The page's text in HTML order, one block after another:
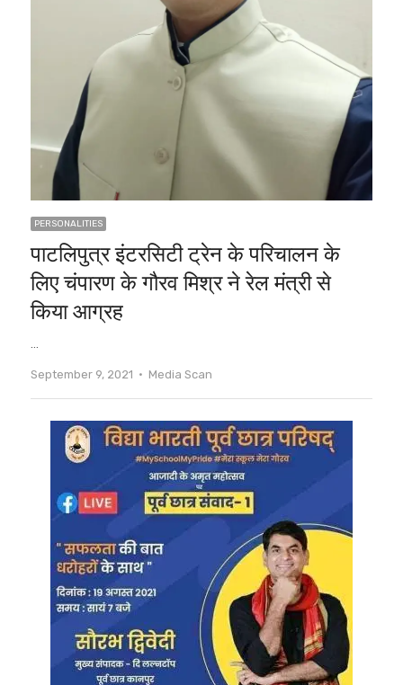
PERSONALITIES
पाटलिपुत्र इंटरसिटी ट्रेन के परिचालन के
लिए चंपारण के गौरव मिश्र ने रेल मंत्री से
किया आग्रह
September 9, 2021 Author
Media Scan